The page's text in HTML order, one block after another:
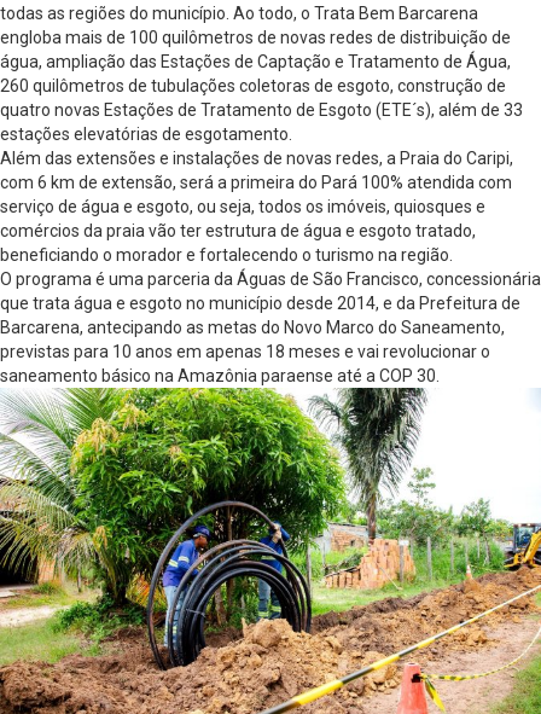
todas as regiões do município. Ao todo, o Trata Bem Barcarena
engloba mais de 100 quilômetros de novas redes de distribuição de
água, ampliação das Estações de Captação e Tratamento de Água,
260 quilômetros de tubulações coletoras de esgoto, construção de
quatro novas Estações de Tratamento de Esgoto (ETE´s), além de 33
estações elevatórias de esgotamento.
Além das extensões e instalações de novas redes, a Praia do Caripi,
com 6 km de extensão, será a primeira do Pará 100% atendida com
serviço de água e esgoto, ou seja, todos os imóveis, quiosques e
comércios da praia vão ter estrutura de água e esgoto tratado,
beneficiando o morador e fortalecendo o turismo na região.
O programa é uma parceria da Águas de São Francisco, concessionária
que trata água e esgoto no município desde 2014, e da Prefeitura de
Barcarena, antecipando as metas do Novo Marco do Saneamento,
previstas para 10 anos em apenas 18 meses e vai revolucionar o
saneamento básico na Amazônia paraense até a COP 30.